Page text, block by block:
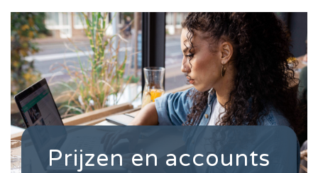
Prijzen en accounts